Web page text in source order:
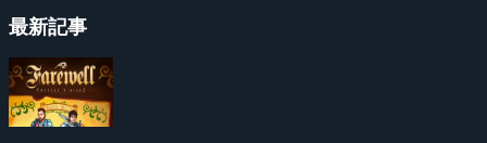
最新記事